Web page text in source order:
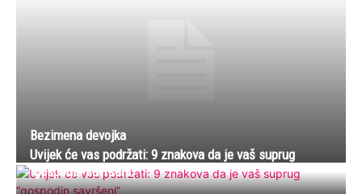
Bezimena devojka
Uvijek će vas podržati: 9 znakova da je vaš suprug
“gospodin savršeni”